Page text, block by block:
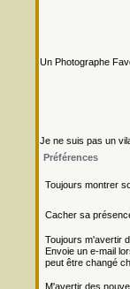
Un Photographe
Je ne suis pas un
Préférences
Toujours montrer
Cacher sa
Toujours m'avertir
Envoie un e-mail
peut être changé
M'avertir des